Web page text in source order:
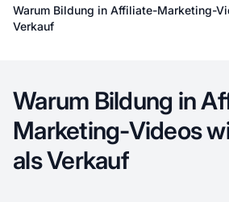
Home
Warum Bildung in Affiliate-Marketing-
Verkauf
Warum Bildung in
Marketing-Videos
als Verkauf